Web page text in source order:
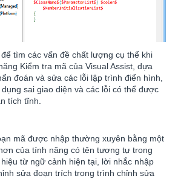
tìm các vấn đề chất lượng cụ thể khi
Kiểm tra mã của Visual Assist, dựa
đoán và sửa các lỗi lập trình điển hình,
sai giao diện và các lỗi có thể được
tích tĩnh.
mã được nhập thường xuyên bằng một
của tính năng có tên tương tự trong
từ ngữ cảnh hiện tại, lời nhắc nhập
sửa đoạn trích trong trình chỉnh sửa